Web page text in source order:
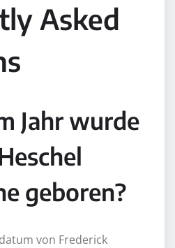
Asked
Jahr wurde
geboren?
von Frederick